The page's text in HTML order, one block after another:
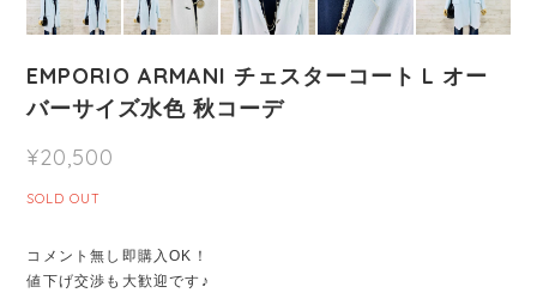
EMPORIO ARMANI チェスターコート L オー
バーサイズ水色 秋コーデ
¥20,500
SOLD OUT
コメント無し即購入OK！
値下げ交渉も大歓迎です♪